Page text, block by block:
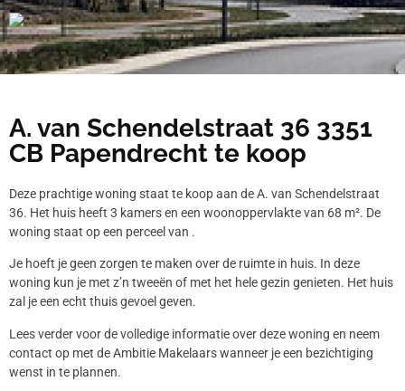
A. van Schendelstraat 36 3351
CB Papendrecht te koop
Deze prachtige woning staat te koop aan de A. van Schendelstraat
36. Het huis heeft 3 kamers en een woonoppervlakte van 68 m². De
woning staat op een perceel van .
Je hoeft je geen zorgen te maken over de ruimte in huis. In deze
woning kun je met z’n tweeën of met het hele gezin genieten. Het huis
zal je een echt thuis gevoel geven.
Lees verder voor de volledige informatie over deze woning en neem
contact op met de Ambitie Makelaars wanneer je een bezichtiging
wenst in te plannen.